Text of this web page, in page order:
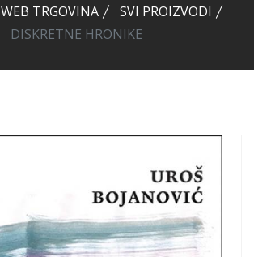
WEB TRGOVINA
SVI PROIZVODI
DISKRETNE HRONIKE